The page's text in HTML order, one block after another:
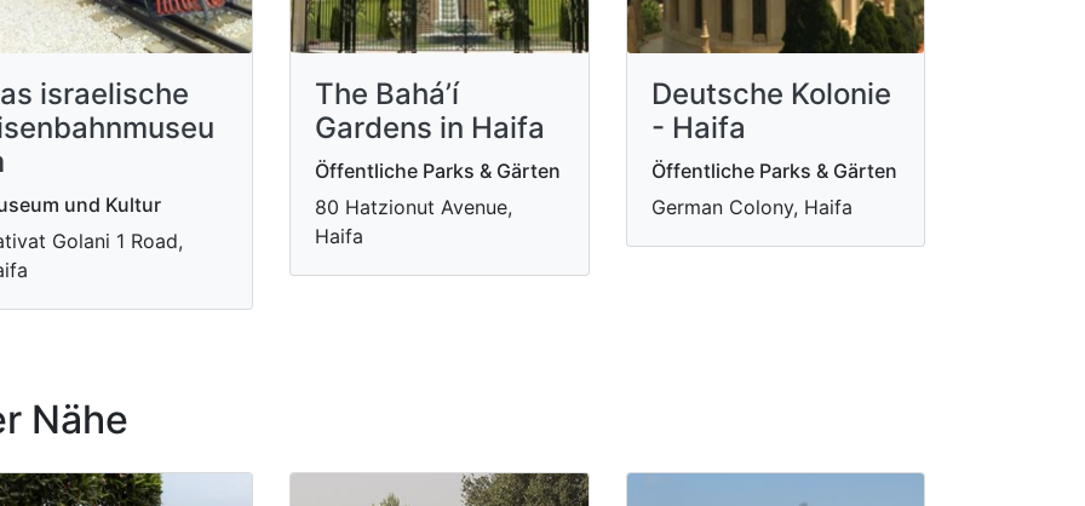
israelische
und Kultur
Golani 1 Road,
The Bahá’í
Gardens in Haifa
Öffentliche Parks & Gärten
80 Hatzionut Avenue,
Haifa
Deutsche Kolonie
- Haifa
Öffentliche Parks & Gärten
German Colony, Haifa
Nähe